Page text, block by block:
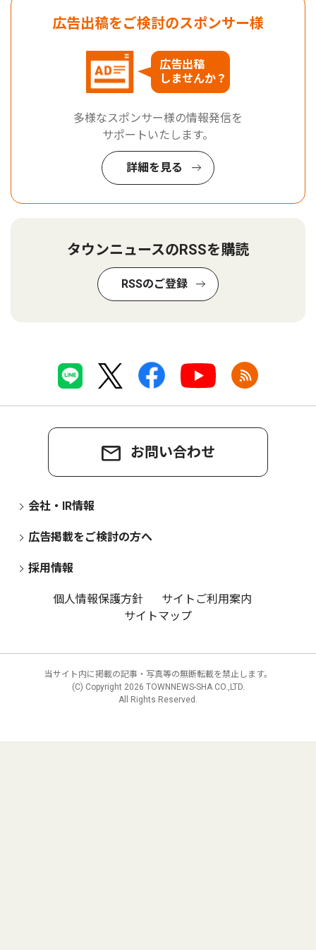
広告出稿をご検討のスポンサー様
広告出稿
しませんか？
多様なスポンサー様の情報発信を
サポートいたします。
詳細を見る
タウンニュースのRSSを購読
RSSのご登録
お問い合わせ
会社・IR情報
広告掲載をご検討の方へ
採用情報
個人情報保護方針
サイトご利用案内
サイトマップ
当サイト内に掲載の記事・写真等の無断転載を禁止します。
(C) Copyright 2026 TOWNNEWS-SHA CO.,LTD.
All Rights Reserved.